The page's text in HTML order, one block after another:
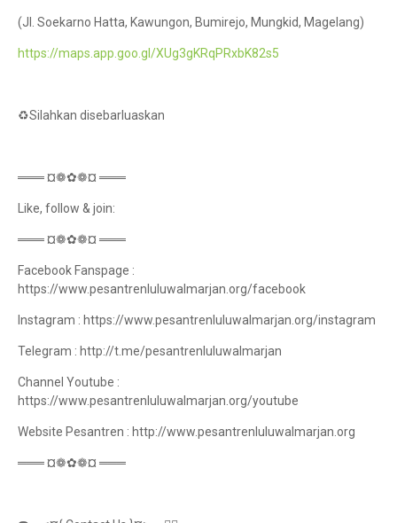
(Jl. Soekarno Hatta, Kawungon, Bumirejo, Mungkid, Magelang)
https://maps.app.goo.gl/XUg3gKRqPRxbK82s5
♻️Silahkan disebarluaskan
═══ ¤❁✿❁¤ ═══
Like, follow & join:
═══ ¤❁✿❁¤ ═══
Facebook Fanspage :
https://www.pesantrenluluwalmarjan.org/facebook
Instagram : https://www.pesantrenluluwalmarjan.org/instagram
Telegram : http://t.me/pesantrenluluwalmarjan
Channel Youtube :
https://www.pesantrenluluwalmarjan.org/youtube
Website Pesantren : http://www.pesantrenluluwalmarjan.org
═══ ¤❁✿❁¤ ═══